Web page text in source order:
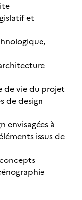
et
de vie du projet
de design
envisagées à
issus de